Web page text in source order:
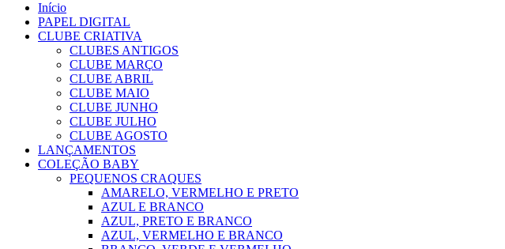
Início
PAPEL DIGITAL
CLUBE CRIATIVA
CLUBES ANTIGOS
CLUBE MARÇO
CLUBE ABRIL
CLUBE MAIO
CLUBE JUNHO
CLUBE JULHO
CLUBE AGOSTO
LANÇAMENTOS
COLEÇÃO BABY
PEQUENOS CRAQUES
AMARELO, VERMELHO E PRETO
AZUL E BRANCO
AZUL, PRETO E BRANCO
AZUL, VERMELHO E BRANCO